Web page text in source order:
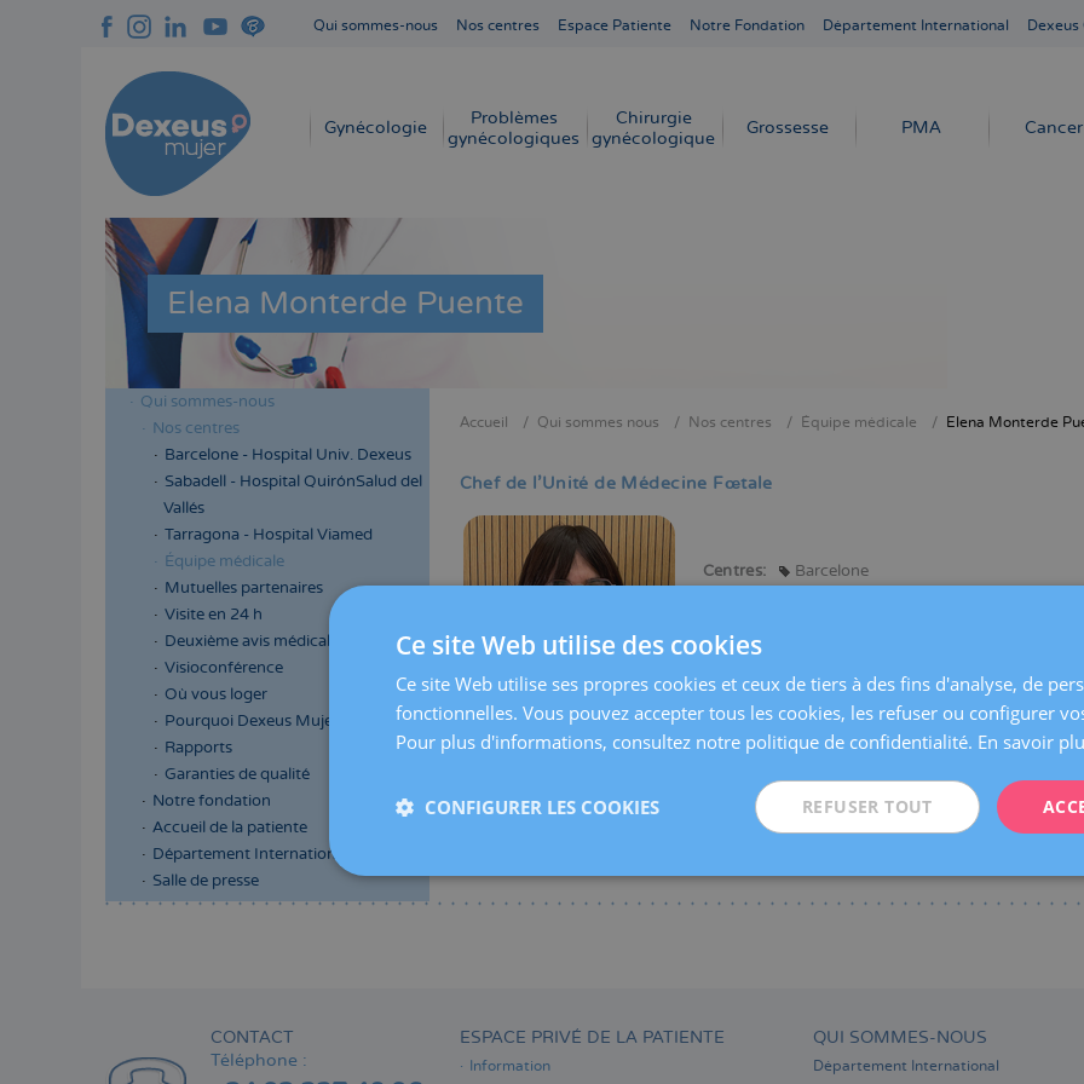
Qui sommes-nous Nos centres Espace Patiente Notre Fondation Département International Dexeus
Navegación
Gynécologie
Problèmes
gynécologiques
Chirurgie
gynécologique
Grossesse PMA Cancer
Elena Monterde Puente
Menú
lateral
cabecera
Qui sommes-nous
Nos centres
Barcelone - Hospital Univ. Dexeus
Sabadell - Hospital QuirónSalud del
Vallés
Tarragona - Hospital Viamed
Équipe médicale
Mutuelles partenaires
Visite en 24 h
Deuxième avis médical
Visioconférence
Où vous loger
Pourquoi Dexeus Mujer
Rapports
Garanties de qualité
Notre fondation
Accueil de la patiente
Département International
Salle de presse
d'Ariane
Accueil Qui sommes nous Nos centres Équipe médicale Elena Monterde
Chef de l'Unité de Médecine Fœtale
Centres: Barcelone
Spécialités:
Assistance avant la Grossesse
Grossesse et
Échographie obstétricale et diagnostic prénatal
CONTACT
Téléphone :
ESPACE PRIVÉ DE LA PATIENTE
Information
QUI SOMMES-NOUS
Département International
Ce site Web utilise des cookies
Ce site Web utilise ses propres cookies et ceux de tiers à des fins d'analyse, de
fonctionnelles. Vous pouvez accepter tous les cookies, les refuser ou configurer
Pour plus d'informations, consultez notre politique de confidentialité. En savoir
REFUSER TOUT
CONFIGURER LES COOKIES